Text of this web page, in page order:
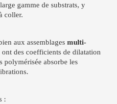
gamme de substrats, y
coller.
aux assemblages multi-
des coefficients de dilatation
absorbe les
: